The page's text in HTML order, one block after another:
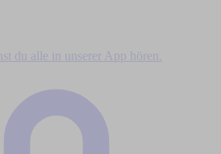
du alle in unserer App hören.